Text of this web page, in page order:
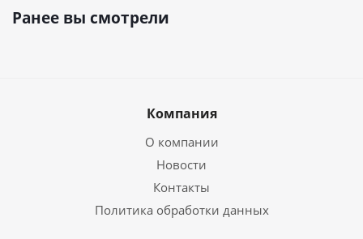
Ранее вы смотрели
Компания
О компании
Новости
Контакты
Политика обработки данных